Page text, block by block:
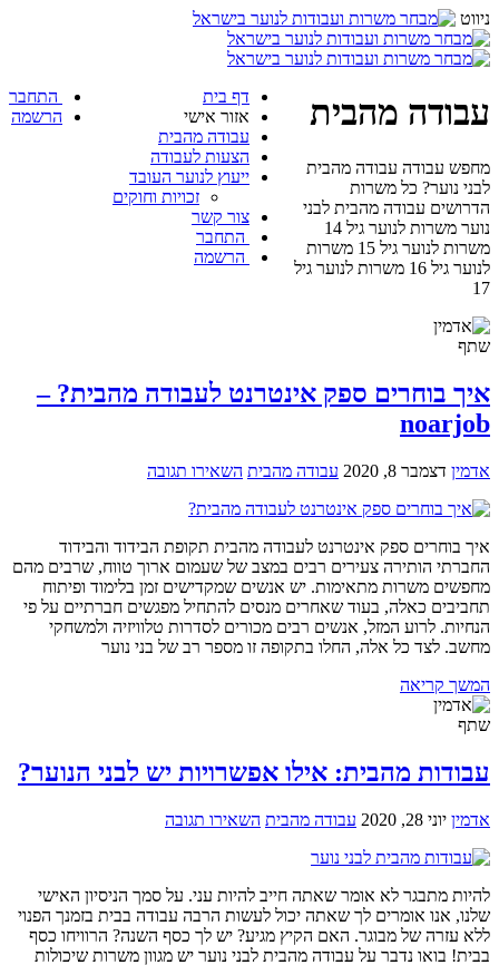
ניווט
התחבר
הרשמה
דף בית
אזור אישי
עבודה מהבית
הצעות לעבודה
ייעוץ לנוער העובד
זכויות וחוקים
צור קשר
התחבר
הרשמה
עבודה מהבית
מחפש עבודה עבודה מהבית
לבני נוער? כל משרות
הדרושים עבודה מהבית לבני
נוער משרות לנוער גיל 14
משרות לנוער גיל 15 משרות
לנוער גיל 16 משרות לנוער גיל
17
שתף
איך בוחרים ספק אינטרנט לעבודה מהבית? –
noarjob
אדמין דצמבר 8, 2020 עבודה מהבית השאירו תגובה
איך בוחרים ספק אינטרנט לעבודה מהבית תקופת הבידוד והבידוד
החברתי הותירה צעירים רבים במצב של שעמום ארוך טווח, שרבים מהם
מחפשים משרות מתאימות. יש אנשים שמקדישים זמן בלימוד ופיתוח
תחביבים כאלה, בעוד שאחרים מנסים להתחיל מפגשים חברתיים על פי
הנחיות. לרוע המזל, אנשים רבים מכורים לסדרות טלוויזיה ולמשחקי
מחשב. לצד כל אלה, החלו בתקופה זו מספר רב של בני נוער
המשך קריאה
שתף
עבודות מהבית: אילו אפשרויות יש לבני הנוער?
אדמין יוני 28, 2020 עבודה מהבית השאירו תגובה
להיות מתבגר לא אומר שאתה חייב להיות עני. על סמך הניסיון האישי
שלנו, אנו אומרים לך שאתה יכול לעשות הרבה עבודה בבית בזמנך הפנוי
ללא עזרה של מבוגר. האם הקיץ מגיע? יש לך כסף השנה? הרוויחו כסף
בבית! בואו נדבר על עבודה מהבית לבני נוער יש מגוון משרות שיכולות